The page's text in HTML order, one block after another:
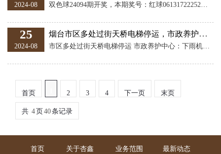
2024-08 双色球24094期开奖，本期奖号：红球061317222527，蓝球09。当期红球号码大小比为4:2，三区比为1:3:2，奇偶比为4:2。形态方面，红球开出2枚斜连号0613；1组同尾号1727。蓝球开出遗漏91期的大奇数09。 红球奇偶走势分析： 大小分析：上期大小比4:2，近10期大码出现31次，小码出现29次，大小码开出率大码占优。本期推荐大小比为3：3。 上期奇号区：开出小奇号1枚13，大奇号3枚17、25、27，近10期大奇号开出18枚，小奇号开出21枚，奇号区共开出39枚，奇数大小
25
2024-08
烟台市区多处过街天桥电梯停运，市政养护中心回应
市区多处过街天桥电梯停运 市政养护中心：下雨机箱进水、更换零部件等原因导致 近日，有市民向记者反映，南大街、迎春大街、港城东大街上多处过街天桥的电梯停运，想走天桥过马路的人感到很不方便。 接到投诉后，民意通记者进行走访，发现部分过街天桥的电梯停运。遇到电梯停运，一些行动不便的老人只能缓慢地爬台阶通过天桥。“路过这里想乘电梯，却发现电梯停了，爬台阶太累，出了一身汗。”昨日上午，在港城东大街靠近莱山区实验小学的过街天桥处，李大爷说，自己腿脚不好，所以每次走过街天桥都最先奔着电梯去，电梯一停真不方便
首页 2 3 4 下一页 末页
共 4页 40条记录
首页 关于杏鑫 业务范围 最新动态